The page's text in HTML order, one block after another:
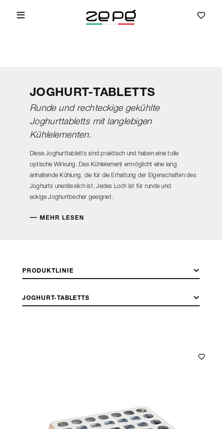
JOGHURT-TABLETTS
Runde und rechteckige gekühlte
Joghurttabletts mit langlebigen
Kühlelementen.
Diese Joghurttabletts sind praktisch und haben eine tolle
optische Wirkung. Das Kühlelement ermöglicht eine lang
anhaltende Kühlung, die für die Erhaltung der Eigenschaften des
Joghurts unerlässlich ist. Jedes Loch ist für runde und
eckige Joghurtbecher geeignet.
MEHR LESEN
PRODUKTLINIE
JOGHURT-TABLETTS